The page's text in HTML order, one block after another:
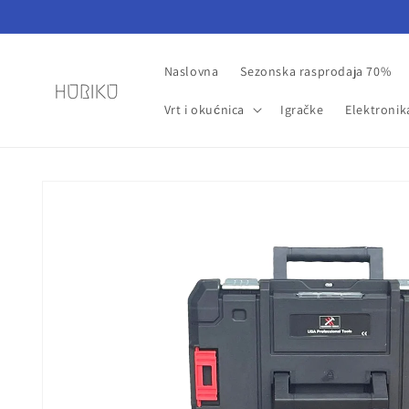
sadržaj
Naslovna Sezonska rasprodaja 70%
Vrt i okućnica Igračke